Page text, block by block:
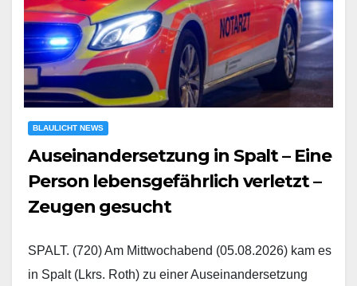
BLAULICHT NEWS
Auseinandersetzung in Spalt – Eine
Person lebensgefährlich verletzt –
Zeugen gesucht
SPALT. (720) Am Mittwochabend (05.08.2026) kam es
in Spalt (Lkrs. Roth) zu einer Auseinandersetzung